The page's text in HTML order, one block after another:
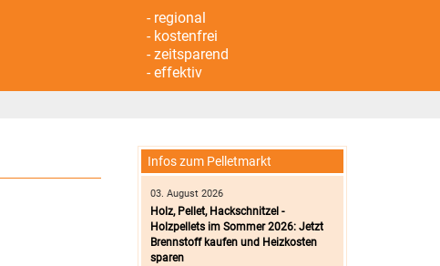
- regional
- kostenfrei
- zeitsparend
- effektiv
Infos zum Pelletmarkt
03. August 2026
Holz, Pellet, Hackschnitzel -
Holzpellets im Sommer 2026: Jetzt
Brennstoff kaufen und Heizkosten
sparen